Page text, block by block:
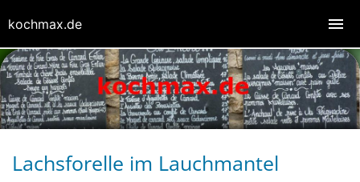
Lachsforelle im Lauchmantel
kochmax.de